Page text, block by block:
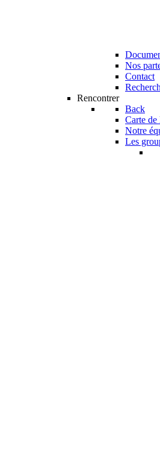
Nos
Contact
Rencontrer
Back
Carte de
Notre
Les